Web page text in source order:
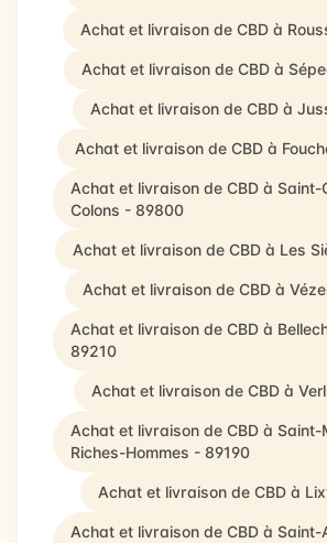
Achat et livraison de CBD à
Achat et livraison de CBD à
Achat et livraison de CBD à
Achat et livraison de CBD à
Achat et livraison de CBD à Saint-
Colons - 89800
Achat et livraison de CBD à Les
Achat et livraison de CBD à
Achat et livraison de CBD à
89210
Achat et livraison de CBD à
Achat et livraison de CBD à
Riches-Hommes - 89190
Achat et livraison de CBD à
Achat et livraison de CBD à